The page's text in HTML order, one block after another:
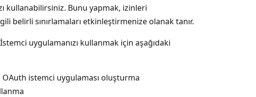
kullanabilirsiniz. Bunu yapmak, izinleri
belirli sınırlamaları etkinleştirmenize olanak tanır.
uygulamanızı kullanmak için aşağıdaki
istemci uygulaması oluşturma